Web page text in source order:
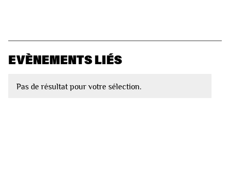
EVÈNEMENTS LIÉS
Pas de résultat pour votre sélection.